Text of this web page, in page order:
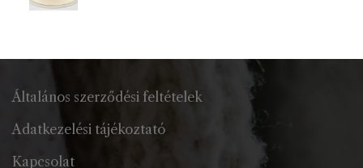
Általános szerződési feltételek
Adatkezelési tájékoztató
Kapcsolat